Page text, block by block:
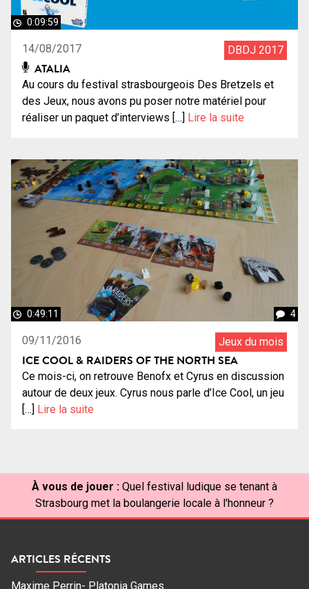
0:09:59
14/08/2017 DBDJ 2017
ATALIA
Au cours du festival strasbourgeois Des Bretzels et
des Jeux, nous avons pu poser notre matériel pour
réaliser un paquet d’interviews […]
Lire la suite
0:49:11 4
09/11/2016 Jeux du mois
ICE COOL & RAIDERS OF THE NORTH SEA
Ce mois-ci, on retrouve Benofx et Cyrus en discussion
autour de deux jeux. Cyrus nous parle d’Ice Cool, un jeu
[…] Lire la suite
À vous de jouer : Quel festival ludique se tenant à
Strasbourg met la boulangerie locale à l'honneur ?
ARTICLES RÉCENTS
Maxime Perrin- Platonia Games